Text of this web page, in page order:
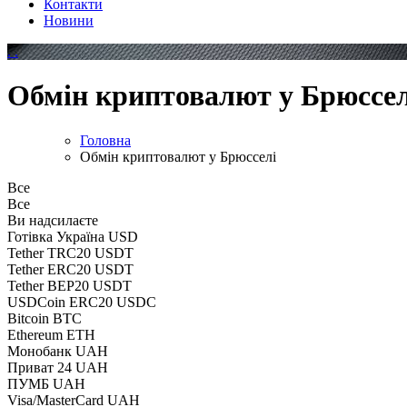
Контакти
Новини
Обмін криптовалют у
Головна
Обмін криптовалют у Брюсселі
Все
Все
Ви надсилаєте
Готівка Україна USD
Tether TRC20 USDT
Tether ERC20 USDT
Tether BEP20 USDT
USDCoin ERC20 USDC
Bitcoin BTC
Ethereum ETH
Монобанк UAH
Приват 24 UAH
ПУМБ UAH
Visa/MasterCard UAH